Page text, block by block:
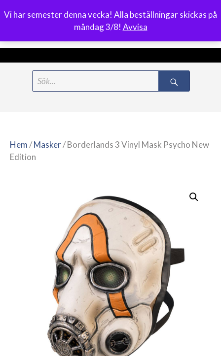
Vi har semester denna vecka! Alla beställningar skickas på
måndag 3/8! Avvisa
0
Meny
Hem/Masker/ Borderlands 3 Vinyl Mask Psycho New
Edition